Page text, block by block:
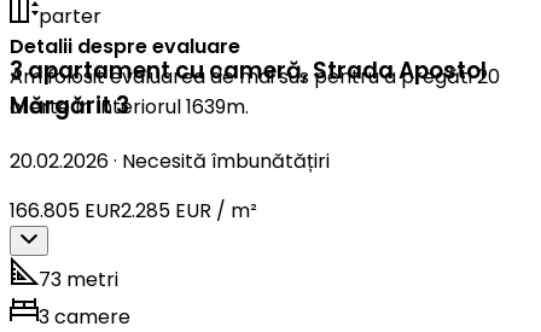
parter
Detalii despre evaluare
Am folosit evaluarea de mai sus pentru a pregăti 20
oferte în interiorul 1639m.
3 apartament cu cameră,Strada Apostol
Mărgărit 3
20.02.2026· Necesită îmbunătățiri
166.805 EUR2.285 EUR / m²
73 metri
3 camere